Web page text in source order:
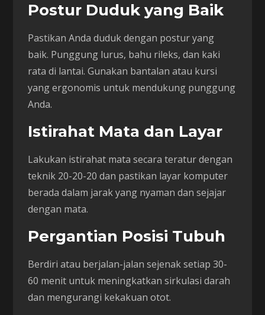
Postur Duduk yang Baik
Pastikan Anda duduk dengan postur yang
baik. Punggung lurus, bahu rileks, dan kaki
rata di lantai. Gunakan bantalan atau kursi
yang ergonomis untuk mendukung punggung
Anda.
Istirahat Mata dan Layar
Lakukan istirahat mata secara teratur dengan
teknik 20-20-20 dan pastikan layar komputer
berada dalam jarak yang nyaman dan sejajar
dengan mata.
Pergantian Posisi Tubuh
Berdiri atau berjalan-jalan sejenak setiap 30-
60 menit untuk meningkatkan sirkulasi darah
dan mengurangi kekakuan otot.